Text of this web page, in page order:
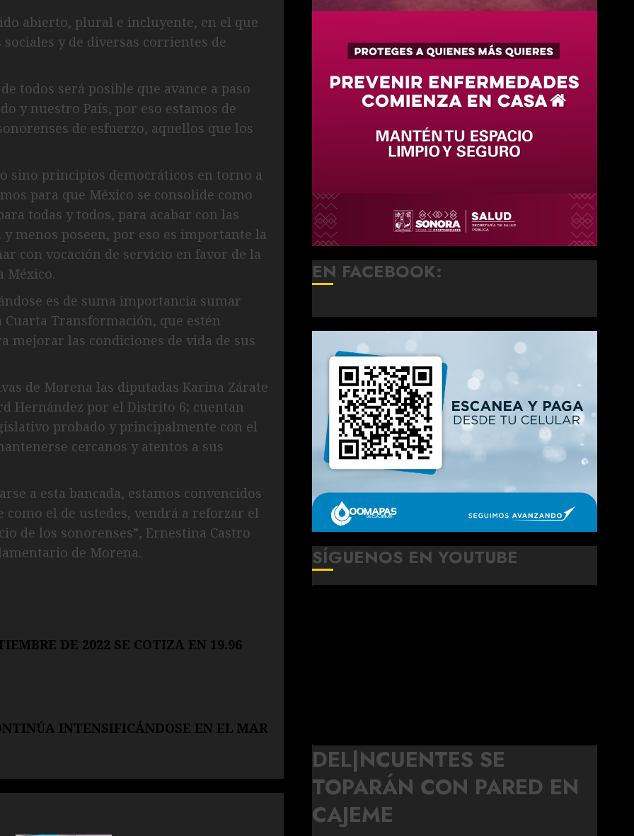
abierto, plural e incluyente, en el que
y de diversas corrientes de
todos será posible que avance a paso
y nuestro País, por eso estamos de
de esfuerzo, aquellos que los
sino principios democráticos en torno a
para que México se consolide como
todas y todos, para acabar con las
menos poseen, por eso es importante la
con vocación de servicio en favor de la
México.
es de suma importancia sumar
Transformación, que estén
mejorar las condiciones de vida de sus
de Morena las diputadas Karina Zárate
Hernández por el Distrito 6; cuentan
probado y principalmente con el
cercanos y atentos a sus
a esta bancada, estamos convencidos
el de ustedes, vendrá a reforzar el
de los sonorenses”, Ernestina Castro
de Morena.
DE 2022 SE COTIZA EN 19.96
INTENSIFICÁNDOSE EN EL MAR
EN FACEBOOK:
SÍGUENOS EN YOUTUBE
DEL|NCUENTES SE
TOPARÁN CON PARED EN
CAJEME